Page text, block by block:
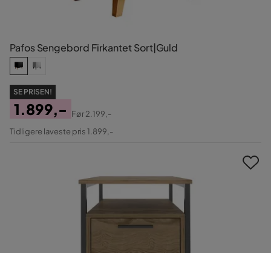
Pafos Sengebord Firkantet Sort|Guld
SE PRISEN!
Pris
1.899,-
Original
Før2.199,-
Tidligere laveste pris 1.899,-